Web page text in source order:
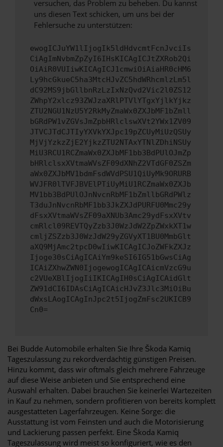
versuchen, das Problem zu beheben. Du kannst
uns diesen Text schicken, um uns bei der
Fehlersuche zu unterstützen:
ewogICJuYW1lIjogIk5ldHdvcmtFcnJvciIs
CiAgImNvbmZpZyI6IHsKICAgICJtZXRob2Qi
OiAiR0VUIiwKICAgICJ1cmwiOiAiaHR0cHM6
Ly9hcGkueC5ha3MtcHJvZC5hdWRhcmlzLm5l
dC92MS9jbGllbnRzLzIxNzQvd2Vic2l0ZS12
ZWhpY2xlcz93ZWJzaXRlPTVlYTgxYjlkYjkz
ZTU2NGU1NzU5Y2RkMyZmaWx0ZXJbMF1bZmll
bGRdPW1vZGVsJmZpbHRlclswXVt2YWx1ZV09
JTVCJTdCJTIyYXVkYXJpc19pZCUyMiUzQSUy
MjVjYzkzZjE2YjkzZTU2NTAxYTNlZDhiNSUy
MiU3RCU1RCZmaWx0ZXJbMF1bb3BdPUlOJmZp
bHRlclsxXVtmaWVsZF09dXNhZ2VTdGF0ZSZm
aWx0ZXJbMV1bdmFsdWVdPSU1QiUyMk9ORURB
WVJFR0lTVFJBVElPTiUyMiU1RCZmaWx0ZXJb
MV1bb3BdPUlOJnNvcnRbMF1bZmllbGRdPWlz
T3duJnNvcnRbMF1bb3JkZXJdPURFU0Mmc29y
dFsxXVtmaWVsZF09aXNUb3Amc29ydFsxXVtv
cmRlcl09REVTQyZzb3J0WzJdW2ZpZWxkXT1w
cmljZSZzb3J0WzJdW29yZGVyXT1BU0MmbGlt
aXQ9MjAmc2tpcD0wIiwKICAgICJoZWFkZXJz
Ijoge30sCiAgICAiYm9keSI6IG51bGwsCiAg
ICAiZXhwZWN0IjogewogICAgICAicmVzcG9u
c2VUeXBlIjogIiIKICAgIH0sCiAgICAidGlt
ZW91dCI6IDAsCiAgICAicHJvZ3Jlc3MiOiBu
dWxsLAogICAgInJpc2t5IjogZmFsc2UKICB9
Cn0=
Bei Budde Automobile erhalten Sie Ihre Škoda Kamiq
Tageszulassung zu rekordverdächtig günstigen Preisen.
Hinzu kommt, dass wir oftmals gleich mehrere Fahrzeuge
auf diese Weise anbieten und Sie entsprechend eine
Auswahl erhalten. Dabei brauchen Sie keinerlei Wartezeiten
in Kauf zu nehmen, sondern profitieren von bereits komplett
ausgestatteten Lagerfahrzeugen. Keine Sorge: die
Ausstattung ist vom Feinsten und auch die Motorisierung
und Lackierung passen perfekt. Eine Škoda Kamiq
Tageszulassung wird meist so konfiguriert, wie es den